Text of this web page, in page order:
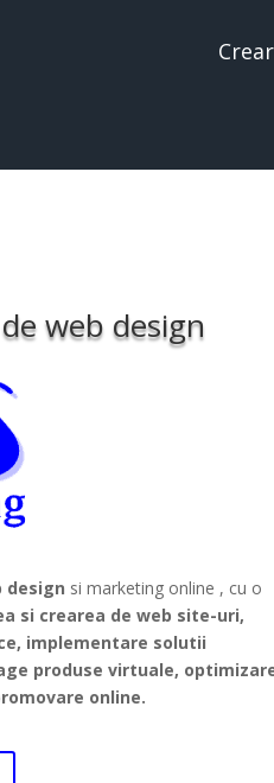
web design
design si marketing online , cu o
si crearea de web site-uri,
implementare solutii
produse virtuale,
online.